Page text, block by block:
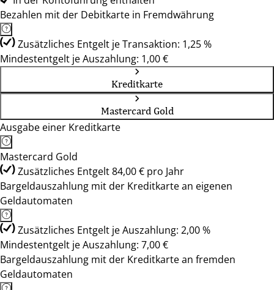
Bezahlen mit der Debitkarte in Fremdwährung
Zusätzliches Entgelt je Transaktion: 1,25 %
Mindestentgelt je Auszahlung: 1,00 €
Kreditkarte
Mastercard Gold
Ausgabe einer Kreditkarte
Mastercard Gold
Zusätzliches Entgelt 84,00 € pro Jahr
Bargeldauszahlung mit der Kreditkarte an eigenen
Geldautomaten
Zusätzliches Entgelt je Auszahlung: 2,00 %
Mindestentgelt je Auszahlung: 7,00 €
Bargeldauszahlung mit der Kreditkarte an fremden
Geldautomaten